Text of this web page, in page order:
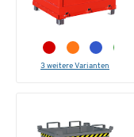
3 weitere Varianten